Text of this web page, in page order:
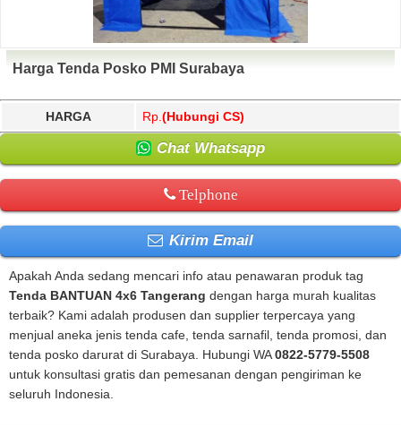
Harga Tenda Posko PMI Surabaya
HARGA Rp. (Hubungi CS)
Chat Whatsapp
Telphone
Kirim Email
Apakah Anda sedang mencari info atau penawaran produk tag
Tenda BANTUAN 4x6 Tangerang dengan harga murah kualitas
terbaik? Kami adalah produsen dan supplier terpercaya yang
menjual aneka jenis tenda cafe, tenda sarnafil, tenda promosi, dan
tenda posko darurat di Surabaya. Hubungi WA0822-5779-5508
untuk konsultasi gratis dan pemesanan dengan pengiriman ke
seluruh Indonesia.